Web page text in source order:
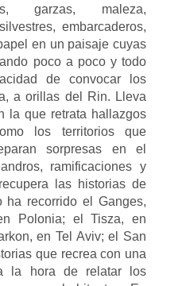
garzas, maleza,
embarcaderos,
en un paisaje cuyas
poco a poco y todo
de convocar los
a orillas del Rin. Lleva
la que retrata hallazgos
los territorios que
sorpresas en el
ramificaciones y
las historias de
ha recorrido el Ganges,
Polonia; el Tisza, en
en Tel Aviv; el San
que recrea con una
la hora de relatar los